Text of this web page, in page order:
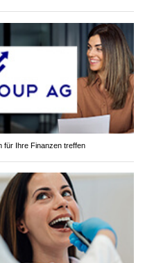
für Ihre Finanzen treffen